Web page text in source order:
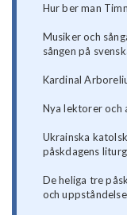
Hur ber man
Musiker och
sången på
Kardinal
Nya lektorer och
Ukrainska
påskdagens
De heliga tre
och uppståndelse